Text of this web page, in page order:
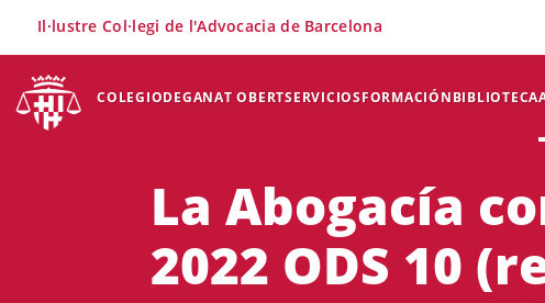
COLEGIODEGANAT OBERTSERVICIOSFORMACIÓNBIBLIOTECA
Il·lustre Col·legi de l'Advocacia de Barcelona
La Abogacía
2022 ODS 10